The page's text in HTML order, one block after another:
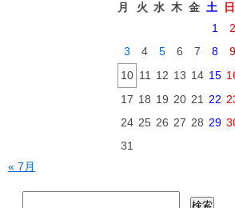
月
火 水 木 金 土
日
1
2
3
4 5 6 7 8
9
10 11 12 13 14 15
17 18 19 20 21 22
24 25 26 27 28 29
31
« 7月
検